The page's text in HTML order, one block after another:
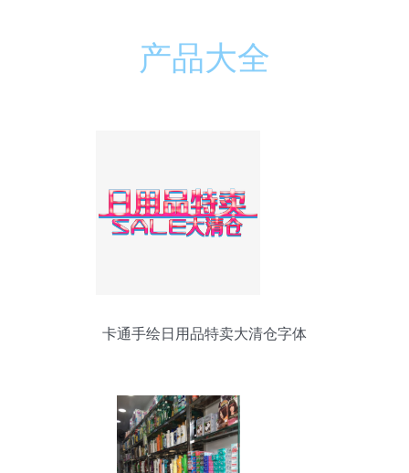
产品大全
卡通手绘日用品特卖大清仓字体